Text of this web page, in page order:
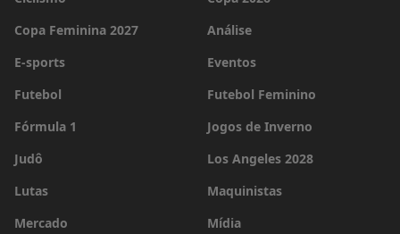
Copa Feminina 2027
Análise
E-sports
Eventos
Futebol
Futebol Feminino
Fórmula 1
Jogos de Inverno
Judô
Los Angeles 2028
Lutas
Maquinistas
Mercado
Mídia